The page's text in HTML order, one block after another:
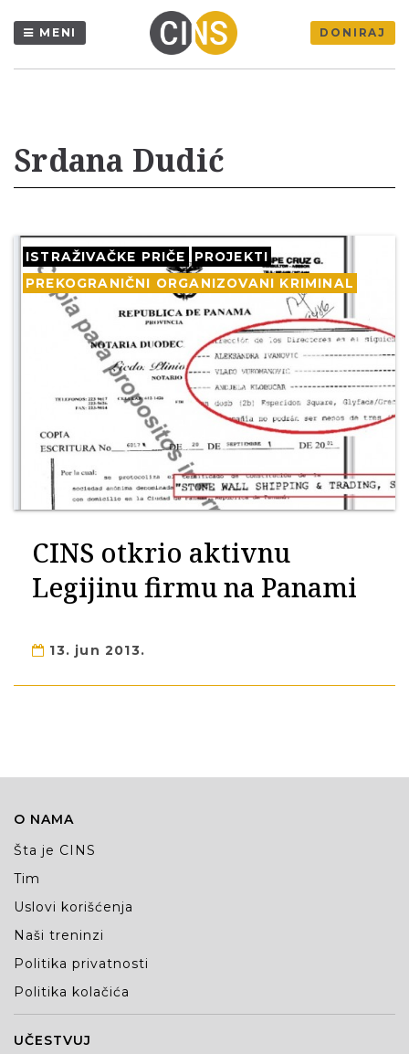
MENI DONIRAJ
Srdana Dudić
ISTRAŽIVAČKE PRIČE
PROJEKTI
PREKOGRANIČNI ORGANIZOVANI KRIMINAL
CINS otkrio aktivnu
Legijinu firmu na Panami
13. jun 2013.
O NAMA
Šta je CINS
Tim
Uslovi korišćenja
Naši treninzi
Politika privatnosti
Politika kolačića
UČESTVUJ